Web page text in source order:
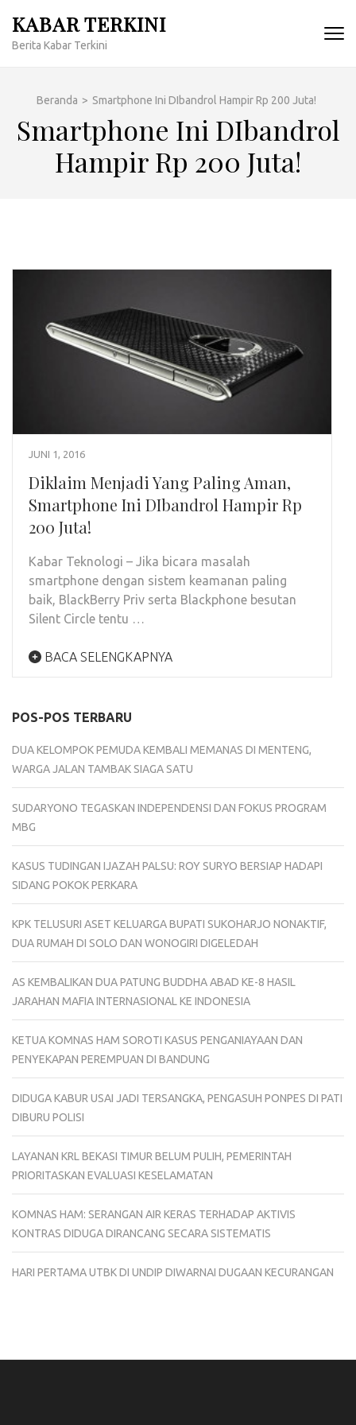
konten
KABAR TERKINI
Berita Kabar Terkini
Beranda > Smartphone Ini DIbandrol Hampir Rp 200 Juta!
Smartphone Ini DIbandrol
Hampir Rp 200 Juta!
JUNI 1, 2016
Diklaim Menjadi Yang Paling Aman,
Smartphone Ini DIbandrol Hampir Rp
200 Juta!
Kabar Teknologi – Jika bicara masalah
smartphone dengan sistem keamanan paling
baik, BlackBerry Priv serta Blackphone besutan
Silent Circle tentu …
BACA SELENGKAPNYA
POS-POS TERBARU
DUA KELOMPOK PEMUDA KEMBALI MEMANAS DI MENTENG,
WARGA JALAN TAMBAK SIAGA SATU
SUDARYONO TEGASKAN INDEPENDENSI DAN FOKUS PROGRAM
MBG
KASUS TUDINGAN IJAZAH PALSU: ROY SURYO BERSIAP HADAPI
SIDANG POKOK PERKARA
KPK TELUSURI ASET KELUARGA BUPATI SUKOHARJO NONAKTIF,
DUA RUMAH DI SOLO DAN WONOGIRI DIGELEDAH
AS KEMBALIKAN DUA PATUNG BUDDHA ABAD KE-8 HASIL
JARAHAN MAFIA INTERNASIONAL KE INDONESIA
KETUA KOMNAS HAM SOROTI KASUS PENGANIAYAAN DAN
PENYEKAPAN PEREMPUAN DI BANDUNG
DIDUGA KABUR USAI JADI TERSANGKA, PENGASUH PONPES DI PATI
DIBURU POLISI
LAYANAN KRL BEKASI TIMUR BELUM PULIH, PEMERINTAH
PRIORITASKAN EVALUASI KESELAMATAN
KOMNAS HAM: SERANGAN AIR KERAS TERHADAP AKTIVIS
KONTRAS DIDUGA DIRANCANG SECARA SISTEMATIS
HARI PERTAMA UTBK DI UNDIP DIWARNAI DUGAAN KECURANGAN